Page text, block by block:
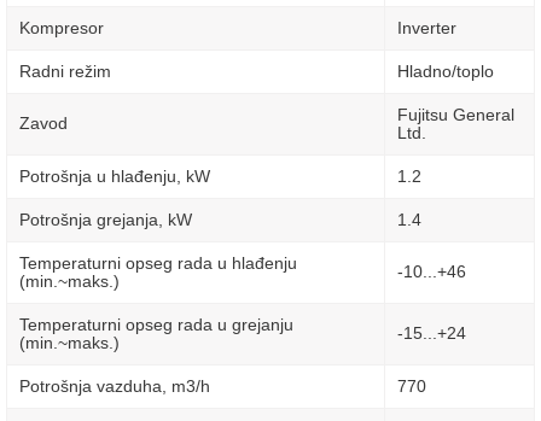
Kompresor Inverter
Radni režim Hladno/toplo
Zavod
Fujitsu General
Ltd.
Potrošnja u hlađenju, kW 1.2
Potrošnja grejanja, kW 1.4
Temperaturni opseg rada u hlađenju
(min.~maks.)
-10...+46
Temperaturni opseg rada u grejanju
(min.~maks.)
-15...+24
Potrošnja vazduha, m3/h 770